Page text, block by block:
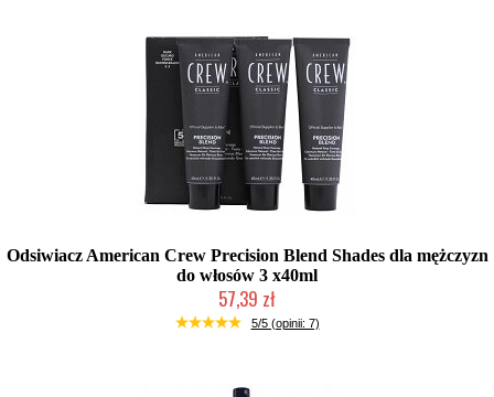
Odsiwiacz American Crew Precision Blend Shades dla mężczyzn
do włosów 3 x40ml
57,39 zł
Duża ilość (wysyłka w 24h)
5/5 (opinii: 7)